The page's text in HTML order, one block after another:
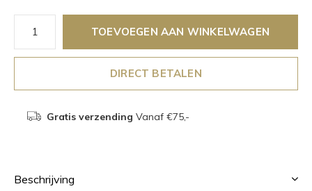
TOEVOEGEN AAN WINKELWAGEN
DIRECT BETALEN
Gratis verzending Vanaf €75,-
Beschrijving